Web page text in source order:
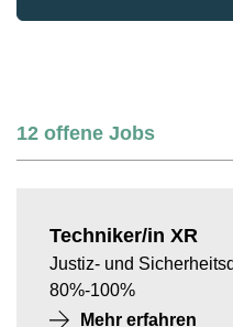
12 offene Jobs
Techniker/in XR
Justiz- und
80%-100%
Mehr erfahren